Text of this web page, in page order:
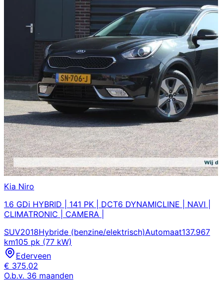
Kia Niro
1.6 GDi HYBRID | 141 PK | DCT6 DYNAMICLINE | NAVI |
CLIMATRONIC | CAMERA |
SUV2018Hybride (benzine/elektrisch)Automaat137.967
km105 pk (77 kW)
Ederveen
€ 375,02
O.b.v. 36 maanden